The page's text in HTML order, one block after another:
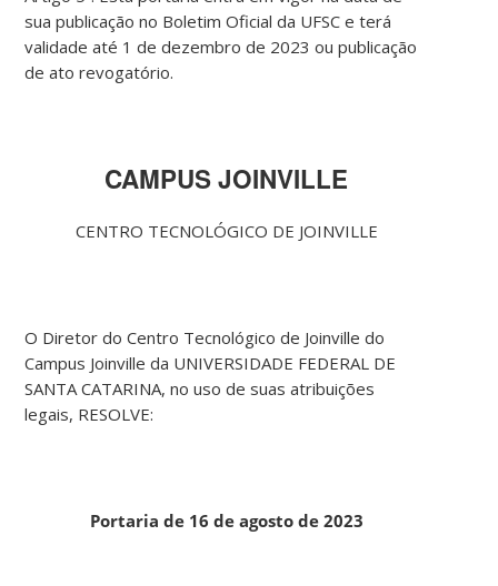
sua publicação no Boletim Oficial da UFSC e terá
validade até 1 de dezembro de 2023 ou publicação
de ato revogatório.
CAMPUS JOINVILLE
CENTRO TECNOLÓGICO DE JOINVILLE
O Diretor do Centro Tecnológico de Joinville do
Campus Joinville da UNIVERSIDADE FEDERAL DE
SANTA CATARINA, no uso de suas atribuições
legais, RESOLVE:
Portaria de 16 de agosto de 2023